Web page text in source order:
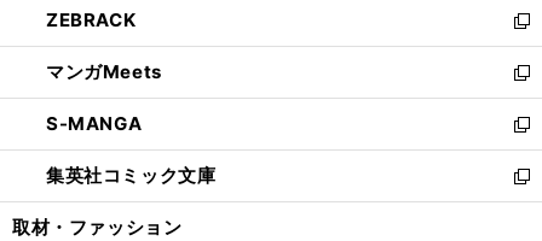
く
で
開
く
ド
ウ
で
開
く
ィ
ン
ド
ウ
で
開
く
い
ウ
ィ
ン
ド
ウ
で
開
ZEBRACK
新
し
い
ウ
ィ
ン
ド
ウ
マンガMeets
新
し
い
ウ
ィ
ン
S-MANGA
新
し
い
ウ
集英社コミック文庫
新
し
取材・ファッション